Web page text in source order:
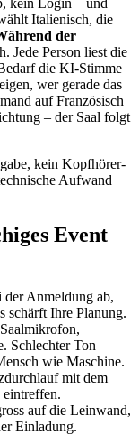
Italienisch, die
der
Jede Person liest die
die KI-Stimme
wer gerade das
auf Französisch
– der Saal folgt
kein Kopfhörer-
Aufwand
Event
der Anmeldung ab,
schärft Ihre Planung.
Schlechter Ton
wie Maschine.
mit dem
auf die Leinwand,
Einladung.